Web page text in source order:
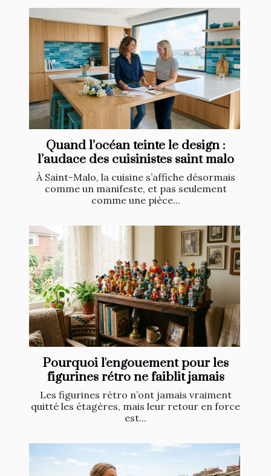
Quand l’océan teinte le design :
l’audace des cuisinistes saint malo
À Saint-Malo, la cuisine s’affiche désormais
comme un manifeste, et pas seulement
comme une pièce...
Pourquoi l'engouement pour les
figurines rétro ne faiblit jamais
Les figurines rétro n’ont jamais vraiment
quitté les étagères, mais leur retour en force
est...